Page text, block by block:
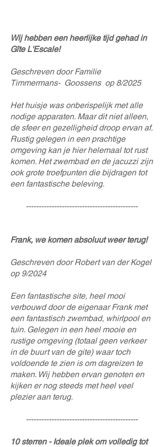
Wij hebben een heerlijke tijd gehad in
Gîte L'Escale!
Geschreven door Familie
Timmermans- Goossens op 8/2025
Het huisje was onberispelijk met alle
nodige apparaten. Maar dit niet alleen,
de sfeer en gezelligheid droop ervan af.
Rustig gelegen in een prachtige
omgeving kan je hier helemaal tot rust
komen. Het zwembad en de jacuzzi zijn
ook grote troefpunten die bijdragen tot
een fantastische beleving.
--------------------------------------------
Frank, we komen absoluut weer terug!
Geschreven door Robert van der Kogel
op 9/2024
Een fantastische site, heel mooi
verbouwd door de eigenaar Frank met
een fantastisch zwembad, whirlpool en
tuin. Gelegen in een heel mooie en
rustige omgeving (totaal geen verkeer
in de buurt van de gite) waar toch
voldoende te zien is om dagreizen te
maken. Wij hebben ervan genoten en
kijken er nog steeds met heel veel
plezier aan terug.
--------------------------------------------
10 sterren - Ideale plek om volledig tot